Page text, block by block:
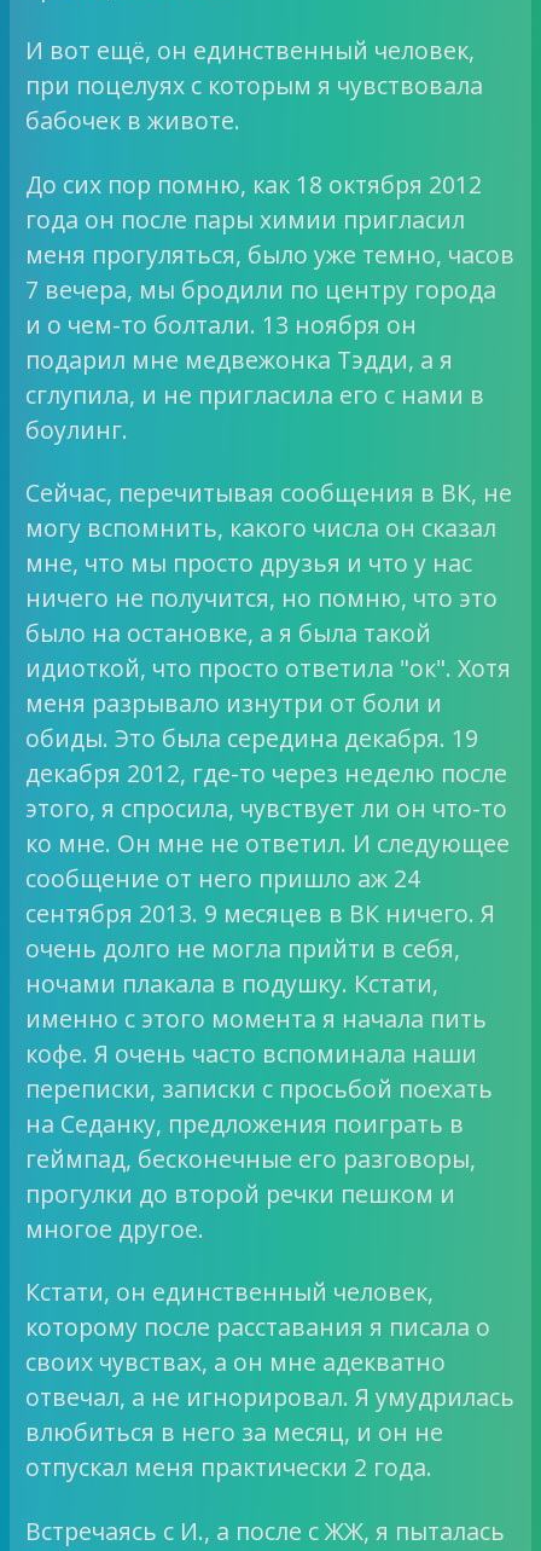
И вот ещё, он единственный человек,
при поцелуях с которым я чувствовала
бабочек в животе.
До сих пор помню, как 18 октября 2012
года он после пары химии пригласил
меня прогуляться, было уже темно, часов
7 вечера, мы бродили по центру города
и о чем-то болтали. 13 ноября он
подарил мне медвежонка Тэдди, а я
сглупила, и не пригласила его с нами в
боулинг.
Сейчас, перечитывая сообщения в ВК, не
могу вспомнить, какого числа он сказал
мне, что мы просто друзья и что у нас
ничего не получится, но помню, что это
было на остановке, а я была такой
идиоткой, что просто ответила "ок". Хотя
меня разрывало изнутри от боли и
обиды. Это была середина декабря. 19
декабря 2012, где-то через неделю после
этого, я спросила, чувствует ли он что-то
ко мне. Он мне не ответил. И следующее
сообщение от него пришло аж 24
сентября 2013. 9 месяцев в ВК ничего. Я
очень долго не могла прийти в себя,
ночами плакала в подушку. Кстати,
именно с этого момента я начала пить
кофе. Я очень часто вспоминала наши
переписки, записки с просьбой поехать
на Седанку, предложения поиграть в
геймпад, бесконечные его разговоры,
прогулки до второй речки пешком и
многое другое.
Кстати, он единственный человек,
которому после расставания я писала о
своих чувствах, а он мне адекватно
отвечал, а не игнорировал. Я умудрилась
влюбиться в него за месяц, и он не
отпускал меня практически 2 года.
Встречаясь с И., а после с ЖЖ, я пыталась